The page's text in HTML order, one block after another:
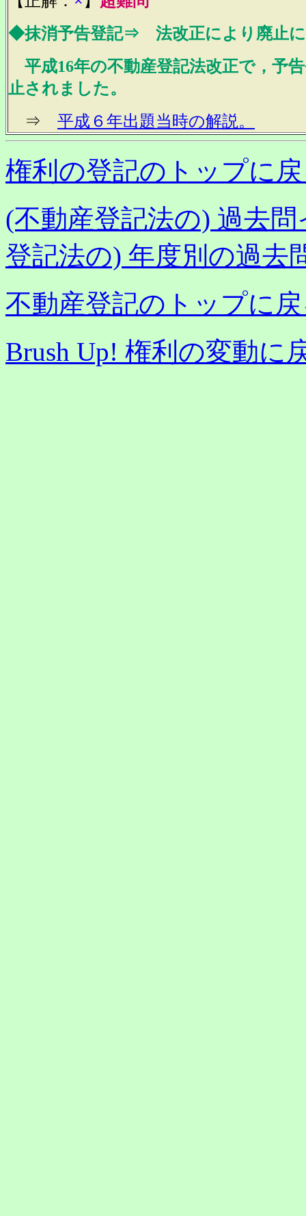
◆抹消予告登記⇒ 法改正により廃止
平成16年の不動産登記法改正で，予
止されました。
⇒ 平成６年出題当時の解説。
権利の登記のトップに
(不動産登記法の) 過去
登記法の) 年度別の過去
不動産登記のトップに
Brush Up! 権利の変動に